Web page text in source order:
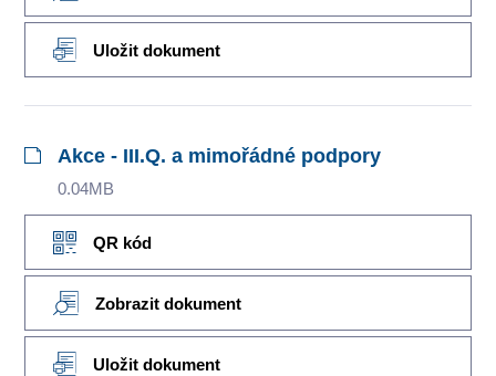
Uložit dokument
Akce - III.Q. a mimořádné podpory
0.04MB
QR kód
Zobrazit dokument
Uložit dokument